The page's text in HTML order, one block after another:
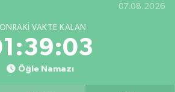
07.08.2026
VAKTE KALAN
Öğle Namazı